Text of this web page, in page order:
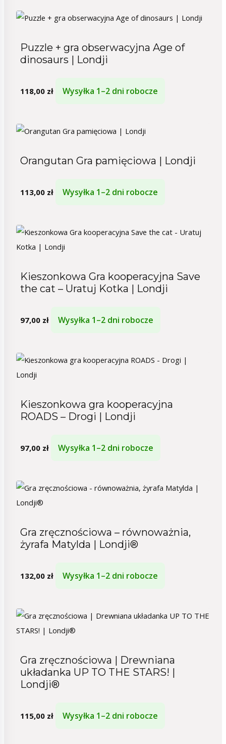
Puzzle + gra obserwacyjna Age of
dinosaurs | Londji
118,00 zł Wysyłka 1–2 dni robocze
Orangutan Gra pamięciowa | Londji
113,00 zł Wysyłka 1–2 dni robocze
Kieszonkowa Gra kooperacyjna Save
the cat – Uratuj Kotka | Londji
97,00 zł Wysyłka 1–2 dni robocze
Kieszonkowa gra kooperacyjna
ROADS – Drogi | Londji
97,00 zł Wysyłka 1–2 dni robocze
Gra zręcznościowa – równoważnia,
żyrafa Matylda | Londji®
132,00 zł Wysyłka 1–2 dni robocze
Gra zręcznościowa | Drewniana
układanka UP TO THE STARS! |
Londji®
115,00 zł Wysyłka 1–2 dni robocze